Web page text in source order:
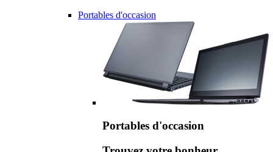
Portables d'occasion
Portables d'occasion